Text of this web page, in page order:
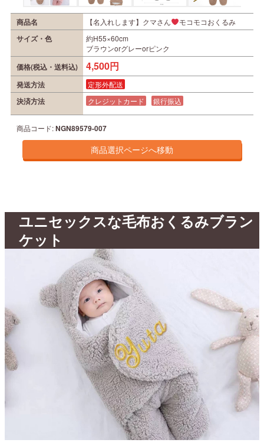
商品名 【名入れします】クマさん モコモコおくるみ
サイズ・色
約H55×60cm
ブラウンorグレーorピンク
価格(税込・送料込) 4,500円
発送方法 定形外配送
決済方法 クレジットカード 銀行振込
商品コード:NGN89579-007
ユニセックスな毛布おくるみブラン
ケット